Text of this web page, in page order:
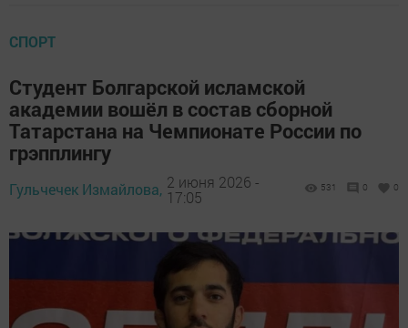
СПОРТ
Студент Болгарской исламской
академии вошёл в состав сборной
Татарстана на Чемпионате России по
грэпплингу
Гульчечек Измайлова, 2 июня 2026 -
17:05
531 0 0